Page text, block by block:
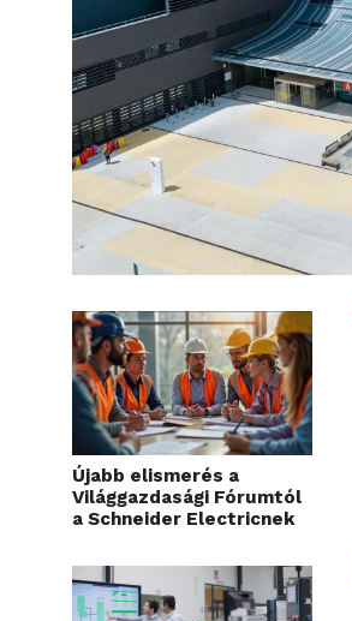
Újabb elismerés a
Világgazdasági Fórumtól
a Schneider Electricnek